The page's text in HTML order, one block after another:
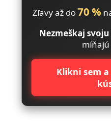
Zľavy až do70 %
Nezmeškaj svoju
Klikni sem